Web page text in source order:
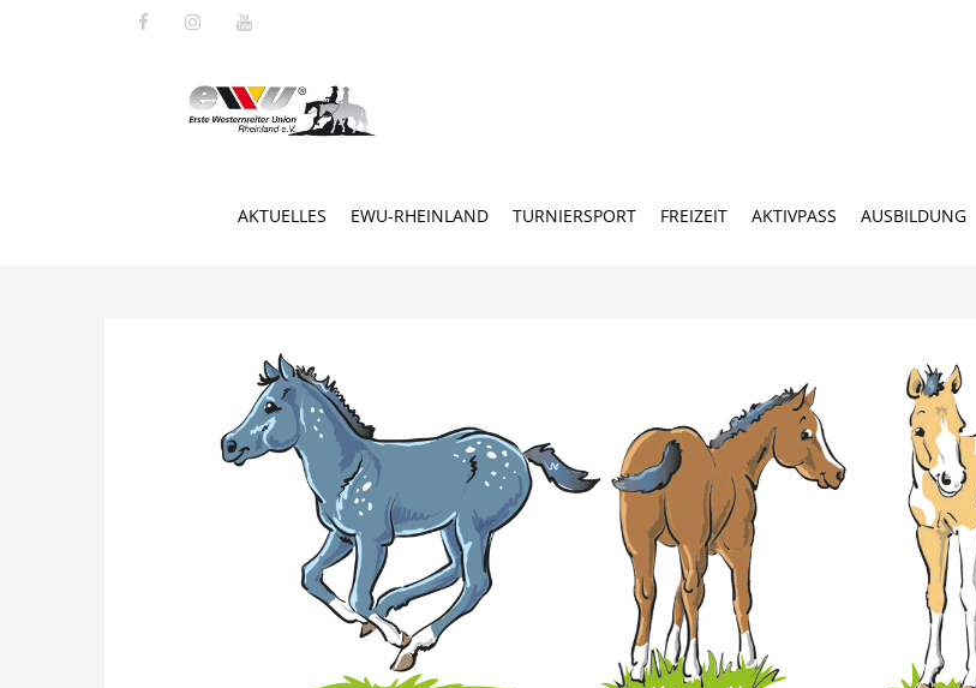
AKTUELLES EWU-RHEINLAND TURNIERSPORT FREIZEIT AKTIVPASS AUSBILDUNG